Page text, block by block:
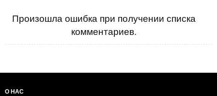
Произошла ошибка при получении списка
комментариев.
О НАС